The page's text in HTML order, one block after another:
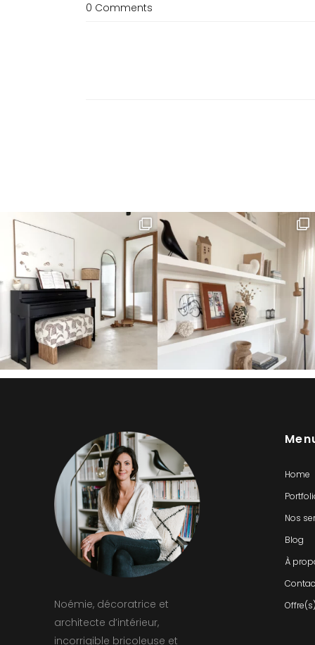
0 Comments
Noémie, décoratrice et
architecte d’intérieur,
incorrigible bricoleuse et
Home
Nos
Blog
À